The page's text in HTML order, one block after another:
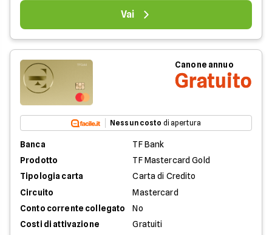
Vai
Canone annuo
Gratuito
Nessun costo di apertura
Banca
TF Bank
Prodotto
TF Mastercard Gold
Tipologia carta
Carta di Credito
Circuito
Mastercard
Conto corrente collegato
No
Costi di attivazione
Gratuiti